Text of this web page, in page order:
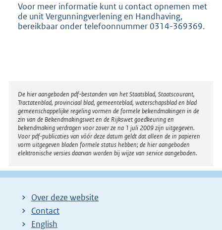
Voor meer informatie kunt u contact opnemen met
de unit Vergunningverlening en Handhaving,
bereikbaar onder telefoonnummer 0314-369369.
Disclaimer
De hier aangeboden pdf-bestanden van het Staatsblad, Staatscourant,
Tractatenblad, provinciaal blad, gemeenteblad, waterschapsblad en blad
gemeenschappelijke regeling vormen de formele bekendmakingen in de
zin van de Bekendmakingswet en de Rijkswet goedkeuring en
bekendmaking verdragen voor zover ze na 1 juli 2009 zijn uitgegeven.
Voor pdf-publicaties van vóór deze datum geldt dat alleen de in papieren
vorm uitgegeven bladen formele status hebben; de hier aangeboden
elektronische versies daarvan worden bij wijze van service aangeboden.
Over deze website
Contact
English